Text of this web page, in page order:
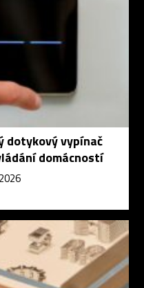
dotykový vypínač
domácností